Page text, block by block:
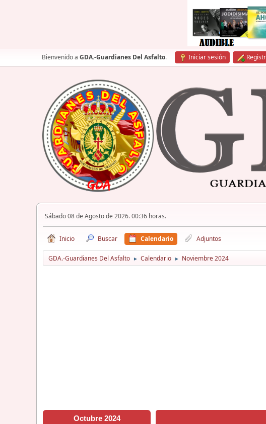
Bienvenido a GDA.-Guardianes Del Asfalto. Iniciar sesión
Sábado 08 de Agosto de 2026. 00:36 horas.
Inicio Buscar Calendario Adjuntos
GDA.-Guardianes Del Asfalto ► Calendario ► Noviembre 2024
Octubre 2024